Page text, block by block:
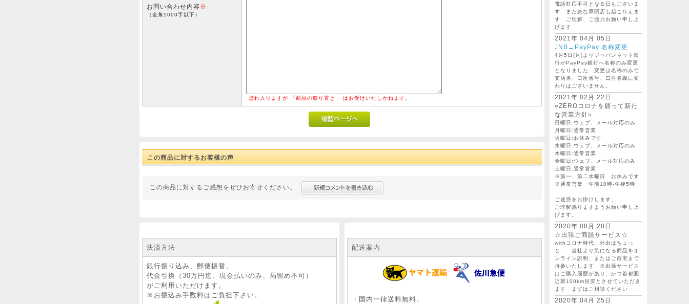
お問い合わせ内容※
（全角1000字以下）
恐れ入りますが 「商品の取り置き」 はお受けいたしかねます。
この商品に対するお客様の声
この商品に対するご感想をぜひお寄せください。
決済方法
銀行振り込み、郵便振替、
代金引換（30万円迄、現金払いのみ、局留め不可）
がご利用いただけます。
※お振込み手数料はご負担下さい。
配送案内
・国内一律送料無料。
電話対応不可となる日もございま
す また急な早閉店も起こりえま
す ご理解、ご協力お願い申し上
げます
2021年 04月 05日
JNB→PayPay 名称変更
4月5日(月)よりジャパンネット銀
行がPayPay銀行へ名称のみ変更
となりました 変更は名称のみで
支店名、口座番号、口座名義に変
わりはございません。
2021年 02月 22日
○ZEROコロナを願って新た
な営業方針○
日曜日:ウェブ、メール対応のみ
月曜日:通常営業
火曜日:お休みです
水曜日:ウェブ、メール対応のみ
木曜日:通常営業
金曜日:ウェブ、メール対応のみ
土曜日:通常営業
※第一、第二水曜日 お休みです
※通常営業 午前10時-午後5時
ご迷惑をお掛けします、
ご理解賜りますようお願い申し上
げます。
2020年 08月 20日
☆出張ご商談サービス☆
withコロナ時代、外出はちょっ
と… 当社より気になる商品をオ
ンライン説明、またはご自宅まで
持参いたします ※出張サービス
はご購入履歴があり、かつ首都圏
近郊100km目安とさせていただき
ます まずはご相談ください
2020年 04月 25日